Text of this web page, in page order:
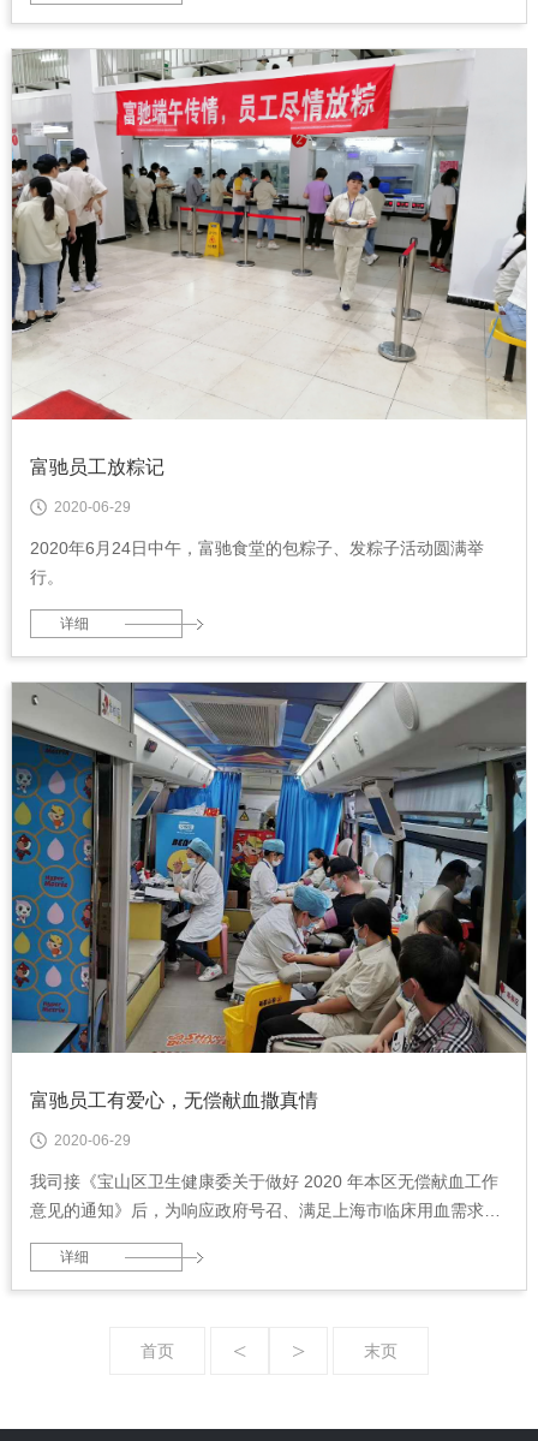
富驰员工放粽记
2020-06-29
2020年6月24日中午，富驰食堂的包粽子、发粽子活动圆满举
行。
详细
富驰员工有爱心，无偿献血撒真情
2020-06-29
我司接《宝山区卫生健康委关于做好 2020 年本区无偿献血工作
意见的通知》后，为响应政府号召、满足上海市临床用血需求，
经过 大力宣传、广泛动员，在生产任务非常紧张的情况下于
2020 年 6 月 23 日圆满地完成了献血工作。
详细
首页 < > 末页